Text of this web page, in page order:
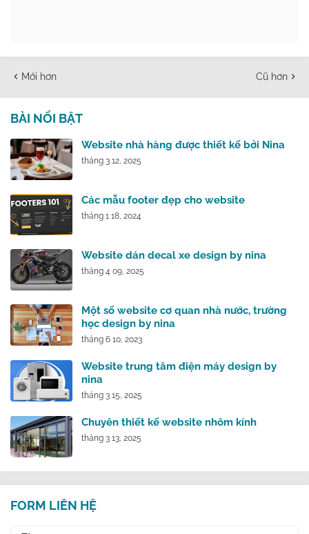
Mới hơn Cũ hơn
BÀI NỔI BẬT
Website nhà hàng được thiết kế bởi Nina
tháng 3 12, 2025
Các mẫu footer đẹp cho website
tháng 1 18, 2024
Website dán decal xe design by nina
tháng 4 09, 2025
Một số website cơ quan nhà nước, trường
học design by nina
tháng 6 10, 2023
Website trung tâm điện máy design by
nina
tháng 3 15, 2025
Chuyên thiết kế website nhôm kính
tháng 3 13, 2025
FORM LIÊN HỆ